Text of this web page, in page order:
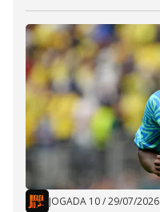
JOGADA 10/29/07/2026